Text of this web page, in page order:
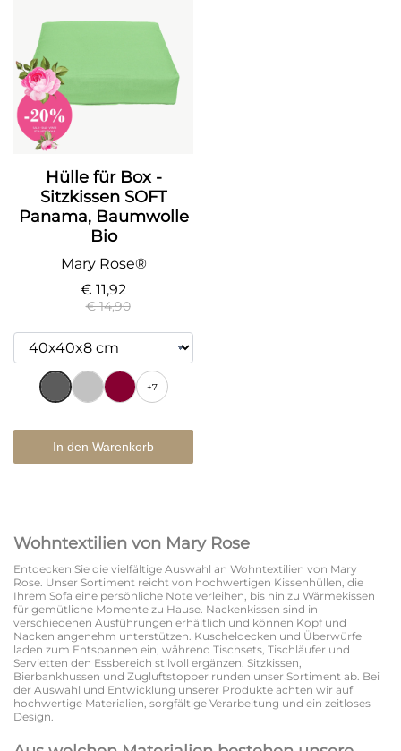
Hülle für Box -
Sitzkissen SOFT
Panama, Baumwolle
Bio
Mary Rose®
€ 11,92
€ 14,90
+7
In den Warenkorb
Wohntextilien von Mary Rose
Entdecken Sie die vielfältige Auswahl an Wohntextilien von Mary
Rose. Unser Sortiment reicht von hochwertigen Kissenhüllen, die
Ihrem Sofa eine persönliche Note verleihen, bis hin zu Wärmekissen
für gemütliche Momente zu Hause. Nackenkissen sind in
verschiedenen Ausführungen erhältlich und können Kopf und
Nacken angenehm unterstützen. Kuscheldecken und Überwürfe
laden zum Entspannen ein, während Tischsets, Tischläufer und
Servietten den Essbereich stilvoll ergänzen. Sitzkissen,
Bierbankhussen und Zugluftstopper runden unser Sortiment ab. Bei
der Auswahl und Entwicklung unserer Produkte achten wir auf
hochwertige Materialien, sorgfältige Verarbeitung und ein zeitloses
Design.